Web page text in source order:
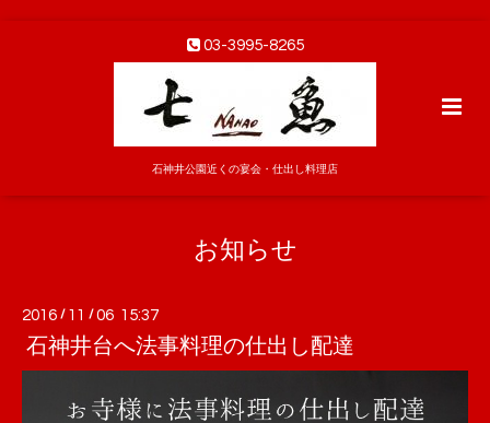
03-3995-8265
石神井公園近くの宴会・仕出し料理店
お知らせ
2016 / 11 /06 15:37
石神井台へ法事料理の仕出し配達